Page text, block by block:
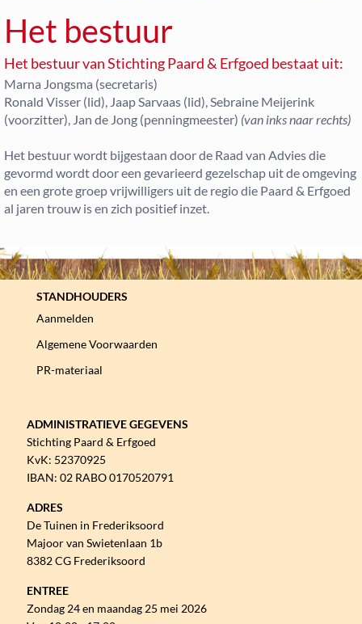
Het bestuur
Het bestuur van Stichting Paard & Erfgoed bestaat uit:
Marna Jongsma (secretaris)
Ronald Visser (lid), Jaap Sarvaas (lid), Sebraine Meijerink
(voorzitter), Jan de Jong (penningmeester) (van inks naar rechts)
Het bestuur wordt bijgestaan door de Raad van Advies die
gevormd wordt door een gevarieerd gezelschap uit de omgeving
en een grote groep vrijwilligers uit de regio die Paard & Erfgoed
al jaren trouw is en zich positief inzet.
STANDHOUDERS
Aanmelden
Algemene Voorwaarden
PR-materiaal
ADMINISTRATIEVE GEGEVENS
Stichting Paard & Erfgoed
KvK: 52370925
IBAN: 02 RABO 0170520791
ADRES
De Tuinen in Frederiksoord
Majoor van Swietenlaan 1b
8382 CG Frederiksoord
ENTREE
Zondag 24 en maandag 25 mei 2026